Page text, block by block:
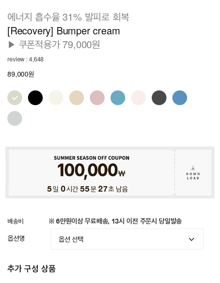
에너지 흡수율 31% 발피로 회복
[Recovery] Bumper cream
▶ 쿠폰적용가 79,000원
review : 4,648
89,000원
5일 0시간 55분 24초 남음
배송비 ※ 6만원이상 무료배송, 13시 이전 주문시 당일발송
옵션명
추가 구성 상품